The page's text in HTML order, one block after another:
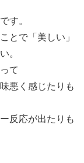
す。
とで「美しい」
。
て
悪く感じたりも
反応が出たりも